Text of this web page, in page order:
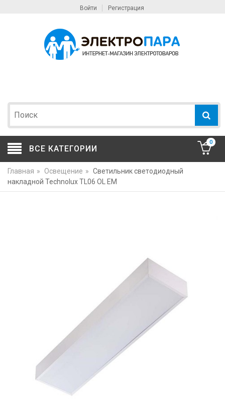
Войти Регистрация
ВСЕ КАТЕГОРИИ
0
Главная » Освещение » Светильник светодиодный
накладной Technolux TL06 OL EM